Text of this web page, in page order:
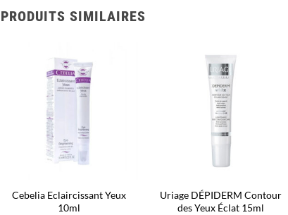
PRODUITS SIMILAIRES
Cebelia Eclaircissant Yeux
10ml
Uriage DÉPIDERM Contour
des Yeux Éclat 15ml